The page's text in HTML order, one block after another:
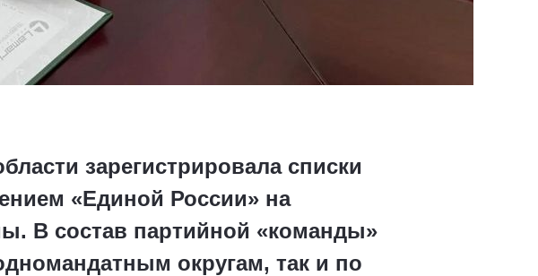
зарегистрировала списки
«Единой России» на
В состав партийной «команды»
округам, так и по